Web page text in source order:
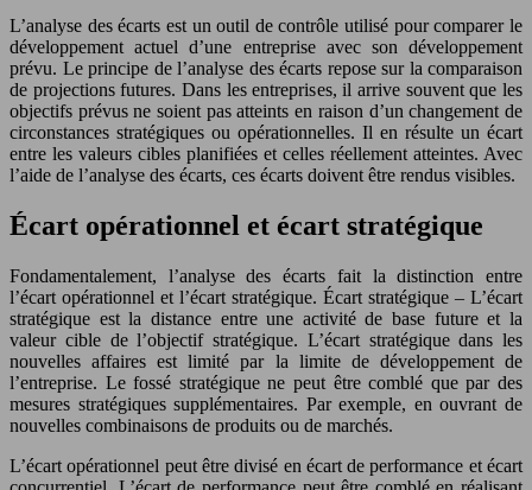
L’analyse des écarts est un outil de contrôle utilisé pour comparer le
développement actuel d’une entreprise avec son développement
prévu. Le principe de l’analyse des écarts repose sur la comparaison
de projections futures. Dans les entreprises, il arrive souvent que les
objectifs prévus ne soient pas atteints en raison d’un changement de
circonstances stratégiques ou opérationnelles. Il en résulte un écart
entre les valeurs cibles planifiées et celles réellement atteintes. Avec
l’aide de l’analyse des écarts, ces écarts doivent être rendus visibles.
Écart opérationnel et écart stratégique
Fondamentalement, l’analyse des écarts fait la distinction entre
l’écart opérationnel et l’écart stratégique. Écart stratégique – L’écart
stratégique est la distance entre une activité de base future et la
valeur cible de l’objectif stratégique. L’écart stratégique dans les
nouvelles affaires est limité par la limite de développement de
l’entreprise. Le fossé stratégique ne peut être comblé que par des
mesures stratégiques supplémentaires. Par exemple, en ouvrant de
nouvelles combinaisons de produits ou de marchés.
L’écart opérationnel peut être divisé en écart de performance et écart